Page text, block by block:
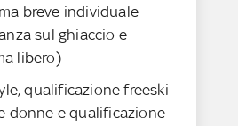
breve individuale
sul ghiaccio e
libero)
qualificazione freeski
donne e qualificazione